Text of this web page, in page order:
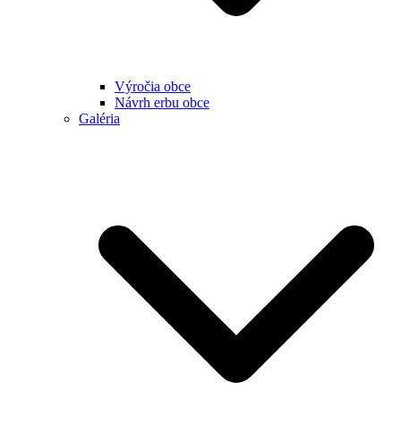
Výročia obce
Návrh erbu obce
Galéria